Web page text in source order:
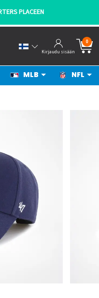
PLACEEN
Kirjaudu sisään
0
MLB NFL